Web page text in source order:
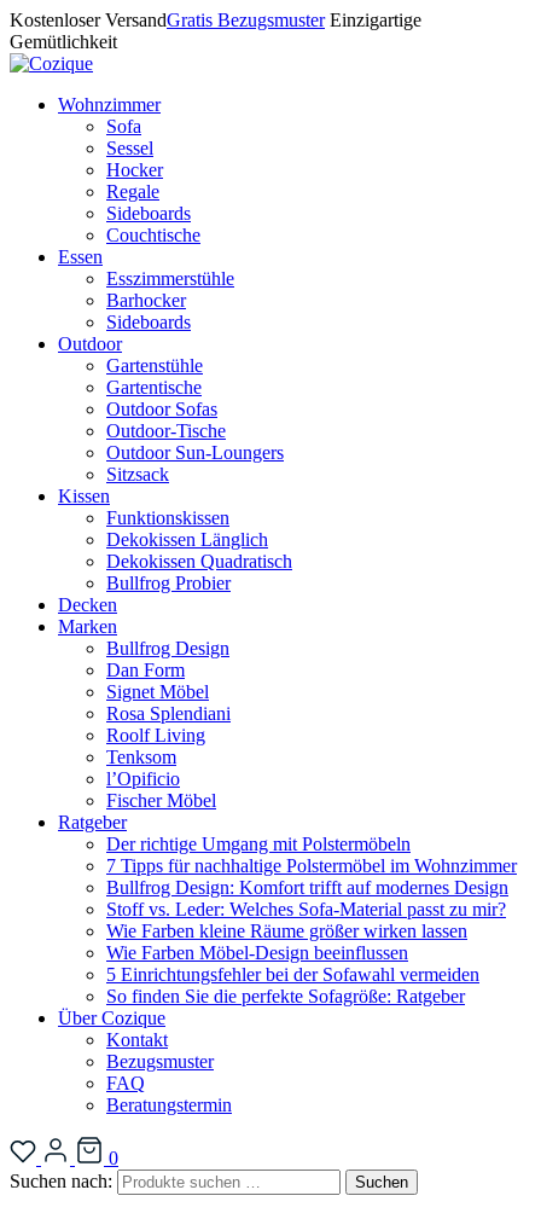
Kostenloser VersandGratis Bezugsmuster Einzigartige
Gemütlichkeit
Wohnzimmer
Sofa
Sessel
Hocker
Regale
Sideboards
Couchtische
Essen
Esszimmerstühle
Barhocker
Sideboards
Outdoor
Gartenstühle
Gartentische
Outdoor Sofas
Outdoor-Tische
Outdoor Sun-Loungers
Sitzsack
Kissen
Funktionskissen
Dekokissen Länglich
Dekokissen Quadratisch
Bullfrog Probier
Decken
Marken
Bullfrog Design
Dan Form
Signet Möbel
Rosa Splendiani
Roolf Living
Tenksom
l’Opificio
Fischer Möbel
Ratgeber
Der richtige Umgang mit Polstermöbeln
7 Tipps für nachhaltige Polstermöbel im Wohnzimmer
Bullfrog Design: Komfort trifft auf modernes Design
Stoff vs. Leder: Welches Sofa-Material passt zu mir?
Wie Farben kleine Räume größer wirken lassen
Wie Farben Möbel-Design beeinflussen
5 Einrichtungsfehler bei der Sofawahl vermeiden
So finden Sie die perfekte Sofagröße: Ratgeber
Über Cozique
Kontakt
Bezugsmuster
FAQ
Beratungstermin
0
Suchen nach:
Suchen